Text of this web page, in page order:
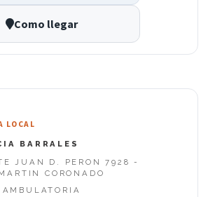
Como llegar
LOCAL
BARRALES
JUAN D. PERON 7928 -
CORONADO